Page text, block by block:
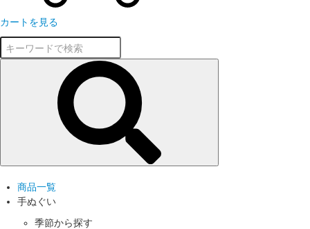
カートを見る
商品一覧
手ぬぐい
季節から探す